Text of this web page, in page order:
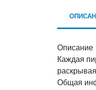
Описание
Каждая
Общая